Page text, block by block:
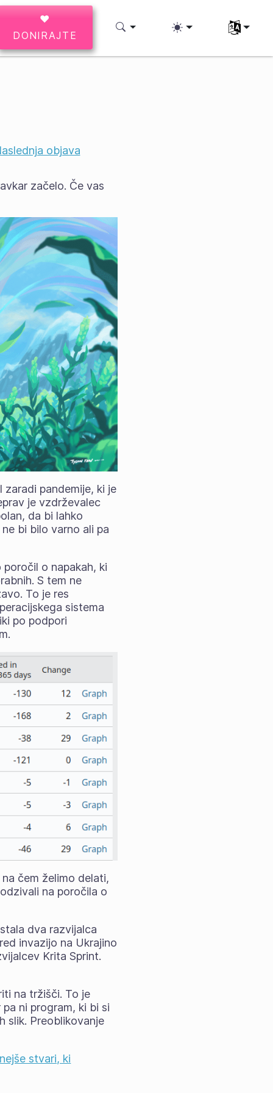
♥
DONIRAJTE
Izberite
objava
začelo. Če vas
pandemije, ki je
je vzdrževalec
da bi lahko
bi bilo varno ali pa
o napakah, ki
S tem ne
To je res
sistema
po podpori
čem želimo delati,
na poročila o
dva razvijalca
invazijo na Ukrajino
Krita Sprint.
na tržišči. To je
ni program, ki bi si
slik. Preoblikovanje
stvari, ki